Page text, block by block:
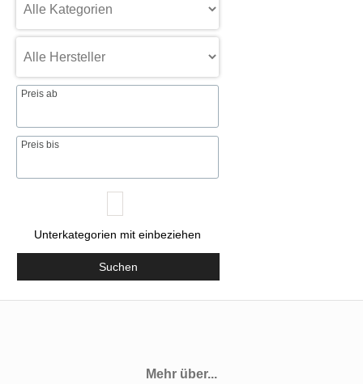
Preis ab
Preis bis
Unterkategorien mit einbeziehen
Suchen
Mehr über...